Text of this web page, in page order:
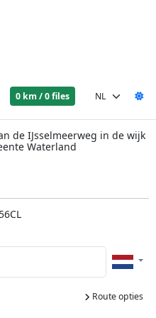
0 km / 0 files
de IJsselmeerweg in de wijk
Waterland
Route opties